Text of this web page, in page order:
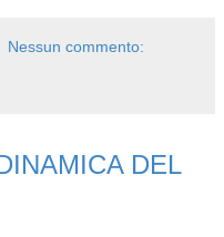
Nessun commento:
DEL